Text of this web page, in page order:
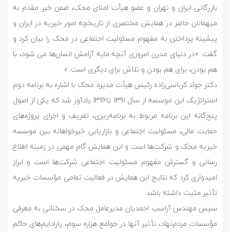
بازرگانی ایران و تهران و عضو هیأت امنای محک، ضمن خیر مقدم به
میهمانان حاضر در همایش مختصری از تاریخچه امور خیریه در ایران و
پیشینه پرداختن به مفهوم مسئولیت اجتماعی در محک را بیان کرد و
گفت: «در دنیای مدرن امروزی آنچه مایه آرامش انسان‌ها می شود، با
هم بودن، ‌برای هم بودن و تلاش برای دیگری است. »
دکتر جواد کرباسی‌زاده رئیس هیأت مدیره محک با اشاره به برنامه دوم
استراتژیک این موسسه از سال 1391 تا1396 یادآور شد که یکی از اصول
پنج‌گانه این برنامه مربوط به برنامه‌ریزی، تعریف و اجرای پروژه‌های
حمایت مالی، مسئولیت اجتماعی و بازاریابی خیرخواهانه بین موسسه
خیریه محک و شرکت‌ها است و این همایش گام مهمی در زمینه اطلاع
رسانی و گسترش مفهوم مسئولیت اجتماعی شرکت‌ها است و ابراز
امیدواری کرد که نتایج این همایش در فعالیت تمامی مؤسسات خیریه
تأثیر مثبت داشته باشد.
سپس مهندس آراسب احمدیان مدیرعامل محک در سخنانی به معرفی
مؤسسات مردم‌نهاد، تأثیر آنها در جوامع هزاره سوم، پارادایم‌های حاکم